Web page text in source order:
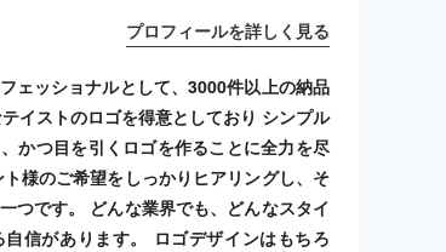
プロフィールを詳しく見る
ェッショナルとして、3000件以上の納品
イストのロゴを得意としており シンプル
かつ目を引くロゴを作ることに全力を尽
様のご希望をしっかりヒアリングし、そ
つです。 どんな業界でも、どんなスタイ
信があります。 ロゴデザインはもちろ